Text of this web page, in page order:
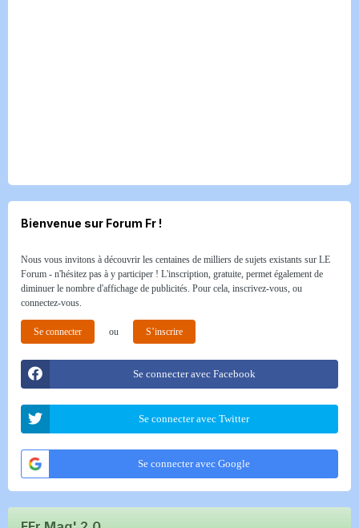
Bienvenue sur Forum Fr !
Nous vous invitons à découvrir les centaines de milliers de sujets existants sur LE
Forum - n'hésitez pas à y participer ! L'inscription, gratuite, permet également de
diminuer le nombre d'affichage de publicités. Pour cela, inscrivez-vous, ou
connectez-vous.
Se connecter ou S’inscrire
Se connecter avec Facebook
Se connecter avec Twitter
Se connecter avec Google